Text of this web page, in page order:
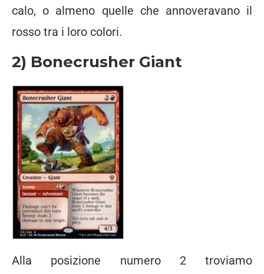
calo, o almeno quelle che annoveravano il
rosso tra i loro colori.
2) Bonecrusher Giant
Alla posizione numero 2 troviamo